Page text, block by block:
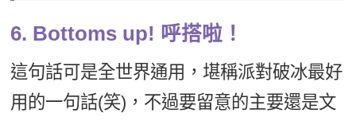
6. Bottoms up! 呼搭啦！
這句話可是全世界通用，堪稱派對破冰最好
用的一句話(笑)，不過要留意的主要還是文